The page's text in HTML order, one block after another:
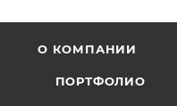
О КОМПАНИИ
ПОРТФОЛИО